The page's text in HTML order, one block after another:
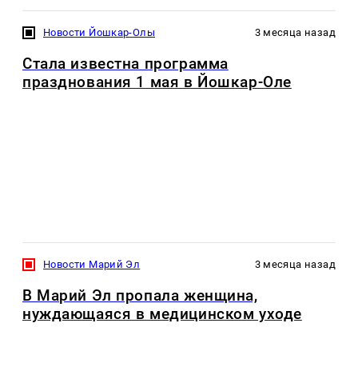
Новости Йошкар-Олы 3 месяца назад
Стала известна программа
празднования 1 мая в Йошкар-Оле
Новости Марий Эл 3 месяца назад
В Марий Эл пропала женщина,
нуждающаяся в медицинском уходе